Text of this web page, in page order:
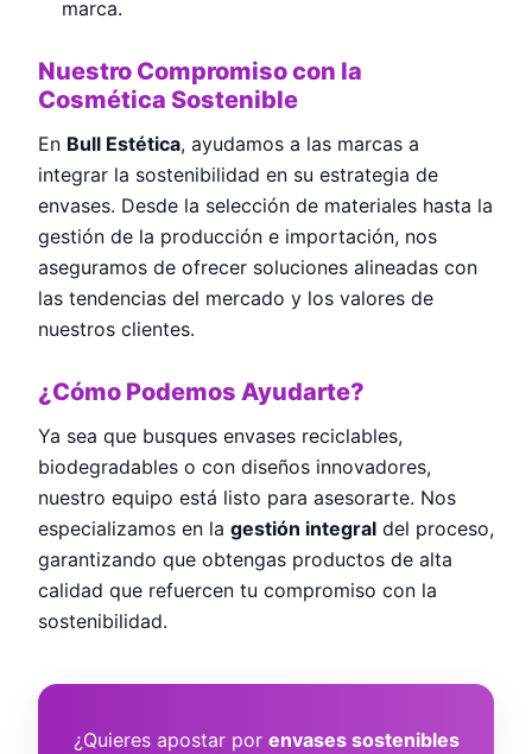
marca.
Nuestro Compromiso con la
Cosmética Sostenible
En Bull Estética, ayudamos a las marcas a
integrar la sostenibilidad en su estrategia de
envases. Desde la selección de materiales hasta la
gestión de la producción e importación, nos
aseguramos de ofrecer soluciones alineadas con
las tendencias del mercado y los valores de
nuestros clientes.
¿Cómo Podemos Ayudarte?
Ya sea que busques envases reciclables,
biodegradables o con diseños innovadores,
nuestro equipo está listo para asesorarte. Nos
especializamos en la gestión integral del proceso,
garantizando que obtengas productos de alta
calidad que refuercen tu compromiso con la
sostenibilidad.
¿Quieres apostar por envases sostenibles